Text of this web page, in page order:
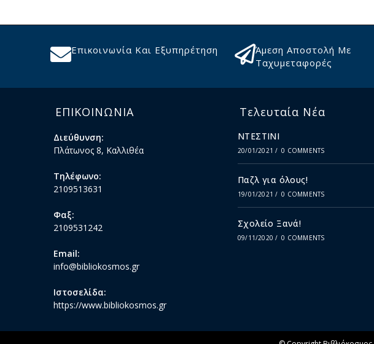
Επικοινωνία Και Εξυπηρέτηση
Άμεση Αποστολή Με
Ταχυμεταφορές
ΕΠΙΚΟΙΝΩΝΙΑ
Διεύθυνση:
Πλάτωνος 8, Καλλιθέα
Τηλέφωνο:
2109513631
Φαξ:
2109531242
Email:
info@bibliokosmos.gr
Ιστοσελίδα:
https://www.bibliokosmos.gr
Τελευταία Νέα
ΝΤΕΣΤΙΝΙ
20/01/2021 / 0 COMMENTS
Παζλ για όλους!
19/01/2021 / 0 COMMENTS
Σχολείο Ξανά!
09/11/2020 / 0 COMMENTS